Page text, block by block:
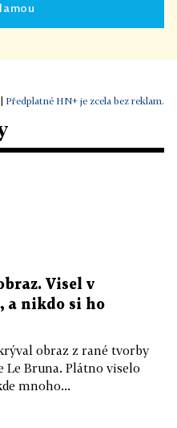
Předplatné HN+ je zcela bez reklam.
Visel v
a nikdo si ho
obraz z rané tvorby
Le Bruna. Plátno viselo
mnoho...